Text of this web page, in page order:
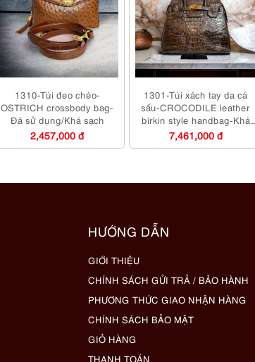
1310-Túi đeo chéo-
OSTRICH crossbody bag-
Đã sử dụng/Khá sạch
2,457,000 đ
1301-Túi xách tay da cá
sấu-CROCODILE leather
birkin style handbag-Khá
mới
7,461,000 đ
HƯỚNG DẪN
GIỚI THIỆU
CHÍNH SÁCH GỬI TRẢ / BẢO HÀNH
PHƯƠNG THỨC GIAO NHẬN HÀNG
CHÍNH SÁCH BẢO MẬT
GIỎ HÀNG
THANH TOÁN